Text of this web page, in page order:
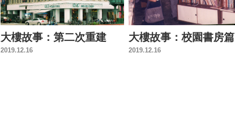
大樓故事：第二次重建
2019.12.16
大樓故事：校園書房篇
2019.12.16